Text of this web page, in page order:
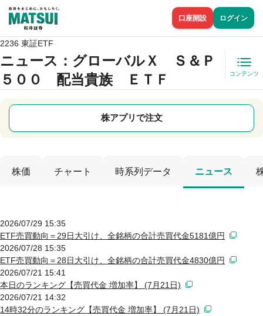
口座開設 ログイン
2236 東証ETF
ニュース ：グローバルＸ Ｓ＆Ｐ
５００ 配当貴族 ＥＴＦ
コンテンツ
株アプリで注文
株価 チャート 時系列データ ニュース
2026/07/29 15:35
ETF売買動向＝29日大引け、全銘柄の合計売買代金5181億円
2026/07/28 15:35
ETF売買動向＝28日大引け、全銘柄の合計売買代金4830億円
2026/07/21 15:41
本日のランキング【売買代金 増加率】 (7月21日)
2026/07/21 14:32
14時32分のランキング【売買代金 増加率】 (7月21日)